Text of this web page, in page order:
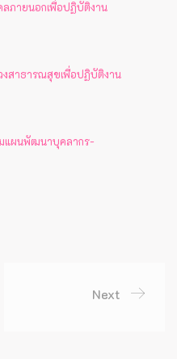
ลภายนอกเพื่อปฏิบัติงาน
งสาธารณสุขเพื่อปฏิบัติงาน
มแผนพัฒนาบุคลากร-
Next